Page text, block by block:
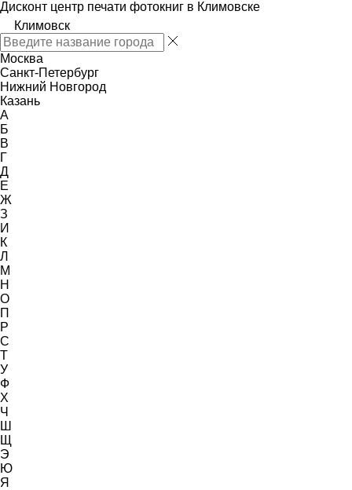
Дисконт центр печати фотокниг в Климовске
Климовск
Москва
Санкт-Петербург
Нижний Новгород
Казань
А
Б
В
Г
Д
Е
Ж
З
И
К
Л
М
Н
О
П
Р
С
Т
У
Ф
Х
Ч
Ш
Щ
Э
Ю
Я